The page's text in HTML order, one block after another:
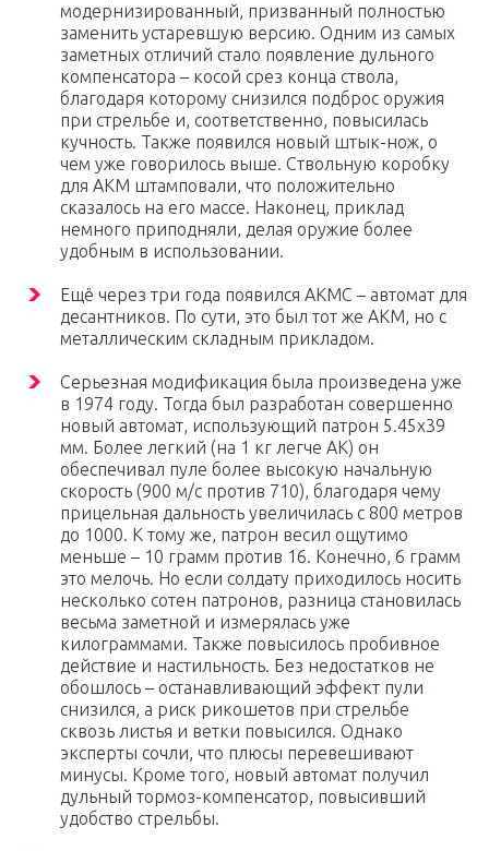
модернизированный, призванный полностью
заменить устаревшую версию. Одним из самых
заметных отличий стало появление дульного
компенсатора – косой срез конца ствола,
благодаря которому снизился подброс оружия
при стрельбе и, соответственно, повысилась
кучность. Также появился новый штык-нож, о
чем уже говорилось выше. Ствольную коробку
для АКМ штамповали, что положительно
сказалось на его массе. Наконец, приклад
немного приподняли, делая оружие более
удобным в использовании.
Ещё через три года появился АКМС – автомат для
десантников. По сути, это был тот же АКМ, но с
металлическим складным прикладом.
Серьезная модификация была произведена уже
в 1974 году. Тогда был разработан совершенно
новый автомат, использующий патрон 5.45х39
мм. Более легкий (на 1 кг легче АК) он
обеспечивал пуле более высокую начальную
скорость (900 м/с против 710), благодаря чему
прицельная дальность увеличилась с 800 метров
до 1000. К тому же, патрон весил ощутимо
меньше – 10 грамм против 16. Конечно, 6 грамм
это мелочь. Но если солдату приходилось носить
несколько сотен патронов, разница становилась
весьма заметной и измерялась уже
килограммами. Также повысилось пробивное
действие и настильность. Без недостатков не
обошлось – останавливающий эффект пули
снизился, а риск рикошетов при стрельбе
сквозь листья и ветки повысился. Однако
эксперты сочли, что плюсы перевешивают
минусы. Кроме того, новый автомат получил
дульный тормоз-компенсатор, повысивший
удобство стрельбы.